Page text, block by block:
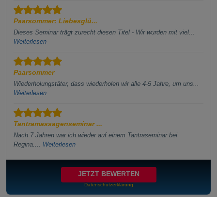
Paarsommer: Liebesglü...
Dieses Seminar trägt zurecht diesen Titel - Wir wurden mit viel...
Weiterlesen
Paarsommer
Wiederholungstäter, dass wiederholen wir alle 4-5 Jahre, um uns...
Weiterlesen
Tantramassagenseminar ...
Nach 7 Jahren war ich wieder auf einem Tantraseminar bei
Regina.... Weiterlesen
JETZT BEWERTEN
Datenschutzerklärung